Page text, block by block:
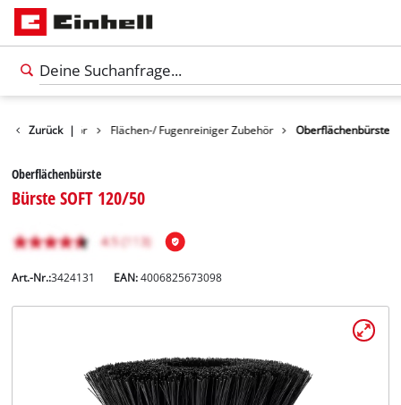
Zurück | Flächen-/ Fugenreiniger Zubehör Oberflächenbürste
Oberflächenbürste
Bürste SOFT 120/50
Art.-Nr.:3424131 EAN:4006825673098